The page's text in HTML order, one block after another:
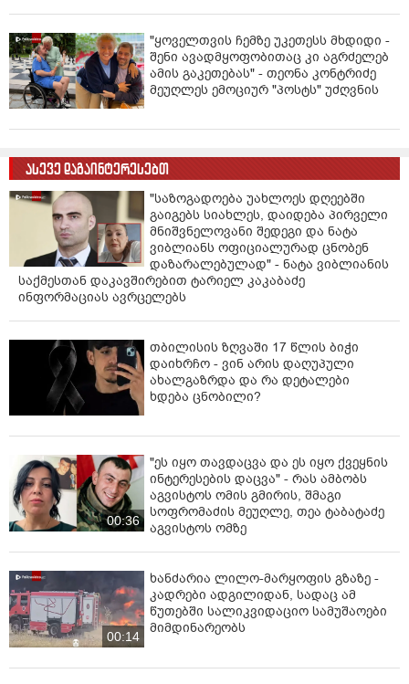
"ყოველთვის ჩემზე უკეთესს მხდიდი -
შენი ავადმყოფობითაც კი აგრძელებ
ამის გაკეთებას" - თეონა კონტრიძე
მეუღლეს ემოციურ "პოსტს" უძღვნის
ასევე დაგაინტერესებთ
"საზოგადოება უახლოეს დღეებში
გაიგებს სიახლეს, დაიდება პირველი
მნიშვნელოვანი შედეგი და ნატა
ვიბლიანს ოფიციალურად ცნობენ
დაზარალებულად" - ნატა ვიბლიანის
საქმესთან დაკავშირებით ტარიელ კაკაბაძე
ინფორმაციას ავრცელებს
თბილისის ზღვაში 17 წლის ბიჭი
დაიხრჩო - ვინ არის დაღუპული
ახალგაზრდა და რა დეტალები
ხდება ცნობილი?
00:36
"ეს იყო თავდაცვა და ეს იყო ქვეყნის
ინტერესების დაცვა" - რას ამბობს
აგვისტოს ომის გმირის, შმაგი
სოფრომაძის მეუღლე, თეა ტაბატაძე
აგვისტოს ომზე
00:14
ხანძარია ლილო-მარყოფის გზაზე -
კადრები ადგილიდან, სადაც ამ
წუთებში სალიკვიდაციო სამუშაოები
მიმდინარეობს